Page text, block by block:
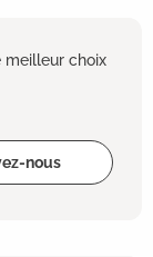
meilleur choix
nous